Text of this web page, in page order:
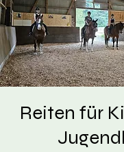
Reiten für